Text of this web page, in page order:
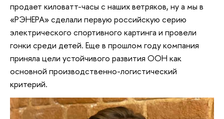
продает киловатт-часы с наших ветряков, ну а мы в
«РЭНЕРА» сделали первую российскую серию
электрического спортивного картинга и провели
гонки среди детей. Еще в прошлом году компания
приняла цели устойчивого развития ООН как
основной производственно-логистический
критерий.